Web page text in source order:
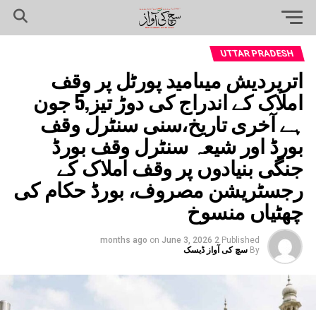
UTTAR PRADESH
اترپردیش میںامید پورٹل پر وقف
املاک کے اندراج کی دوڑ تیز,5 جون
ہے آخری تاریخ،سنی سنٹرل وقف
بورڈ اور شیعہ سنٹرل وقف بورڈ
جنگی بنیادوں پر وقف املاک کے
رجسٹریشن مصروف، بورڈ حکام کی
چھٹیاں منسوخ
Published
2 months ago
on June 3, 2026
By سچ کی آواز ڈیسک